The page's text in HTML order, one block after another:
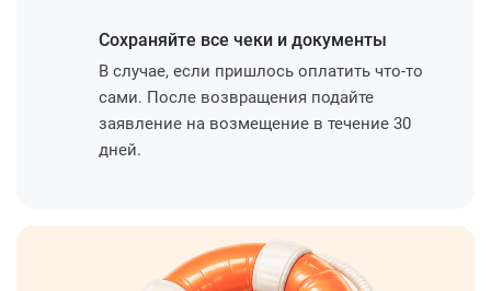
Сохраняйте все чеки и документы
В случае, если пришлось оплатить что-то
сами. После возвращения подайте
заявление на возмещение в течение 30
дней.